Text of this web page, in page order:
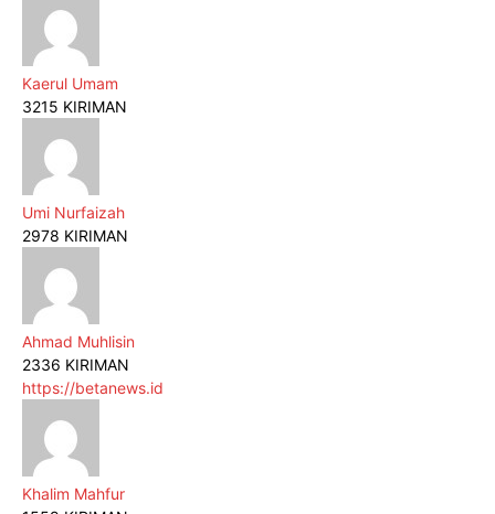
Kaerul Umam
3215 KIRIMAN
Umi Nurfaizah
2978 KIRIMAN
Ahmad Muhlisin
2336 KIRIMAN
https://betanews.id
Khalim Mahfur